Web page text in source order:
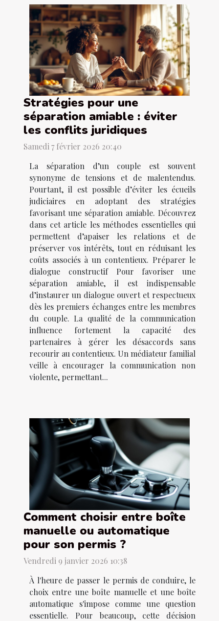
Stratégies pour une
séparation amiable : éviter
les conflits juridiques
Samedi 7 février 2026 20:40
La séparation d’un couple est souvent
synonyme de tensions et de malentendus.
Pourtant, il est possible d’éviter les écueils
judiciaires en adoptant des stratégies
favorisant une séparation amiable. Découvrez
dans cet article les méthodes essentielles qui
permettent d’apaiser les relations et de
préserver vos intérêts, tout en réduisant les
coûts associés à un contentieux. Préparer le
dialogue constructif Pour favoriser une
séparation amiable, il est indispensable
d’instaurer un dialogue ouvert et respectueux
dès les premiers échanges entre les membres
du couple. La qualité de la communication
influence fortement la capacité des
partenaires à gérer les désaccords sans
recourir au contentieux. Un médiateur familial
veille à encourager la communication non
violente, permettant...
Comment choisir entre boîte
manuelle ou automatique
pour son permis ?
Vendredi 9 janvier 2026 10:38
À l'heure de passer le permis de conduire, le
choix entre une boîte manuelle et une boîte
automatique s'impose comme une question
essentielle. Pour beaucoup, cette décision